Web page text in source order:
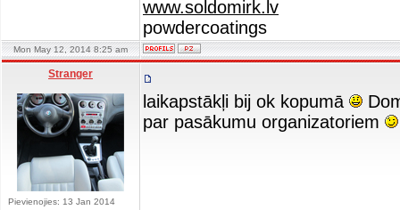
www.soldomirk.lv
powdercoatings
Mon May 12, 2014 8:25 am
Stranger
Pievienojies: 13 Jan 2014
laikapstākļi bij ok kopumā
par pasākumu organizatoriem